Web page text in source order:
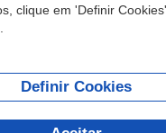
clique em 'Definir
Definir Cookies